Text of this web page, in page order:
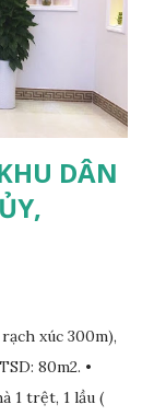
LIÊN HỆ:
TIẾT HOẶC
THÊM
DÂN
xúc 300m),
80m2. •
1 trệt, 1 lầu (